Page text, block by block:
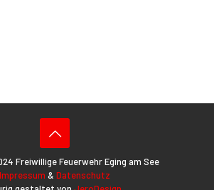
Freiwillige Feuerwehr Eging am See
Impressum & Datenschutz